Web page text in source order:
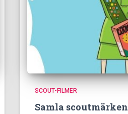
SCOUT-FILMER
Samla scoutmärken